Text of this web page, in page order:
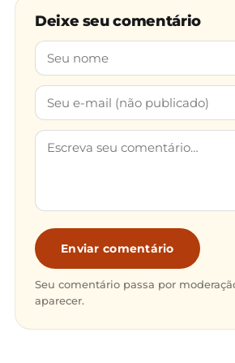
Deixe seu comentário
Enviar comentário
Seu comentário passa por
aparecer.